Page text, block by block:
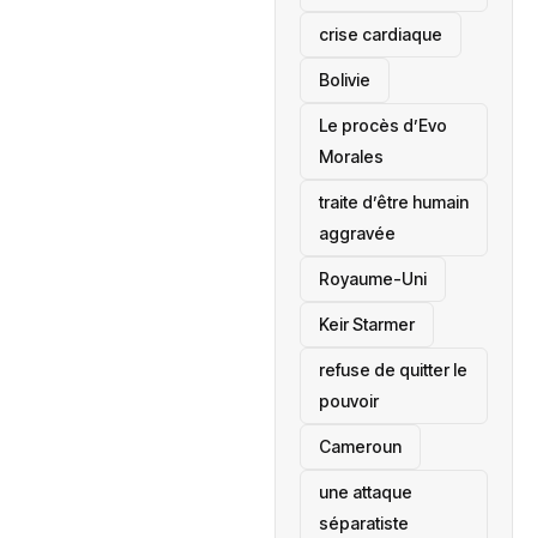
crise cardiaque
‎Bolivie
Le procès d’Evo
Morales
traite d’être humain
aggravée
‎Royaume-Uni
Keir Starmer
refuse de quitter le
pouvoir
‎Cameroun
une attaque
séparatiste